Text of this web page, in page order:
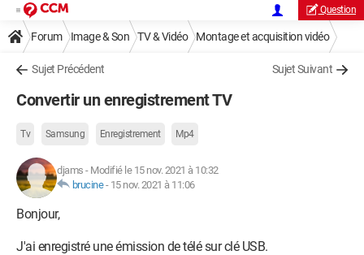
Question
Forum Image & Son TV & Vidéo Montage et acquisition vidéo
Sujet Précédent Sujet Suivant
Convertir un enregistrement TV
Tv Samsung Enregistrement Mp4
djams - Modifié le 15 nov. 2021 à 10:32
brucine- 15 nov. 2021 à 11:06
Bonjour,
J'ai enregistré une émission de télé sur clé USB.